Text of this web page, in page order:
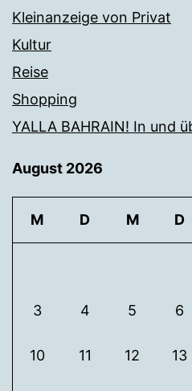
Kleinanzeige von Privat
Kultur
Reise
Shopping
YALLA BAHRAIN! In und
August 2026
M D M D
3 4 5 6
10 11 12 13